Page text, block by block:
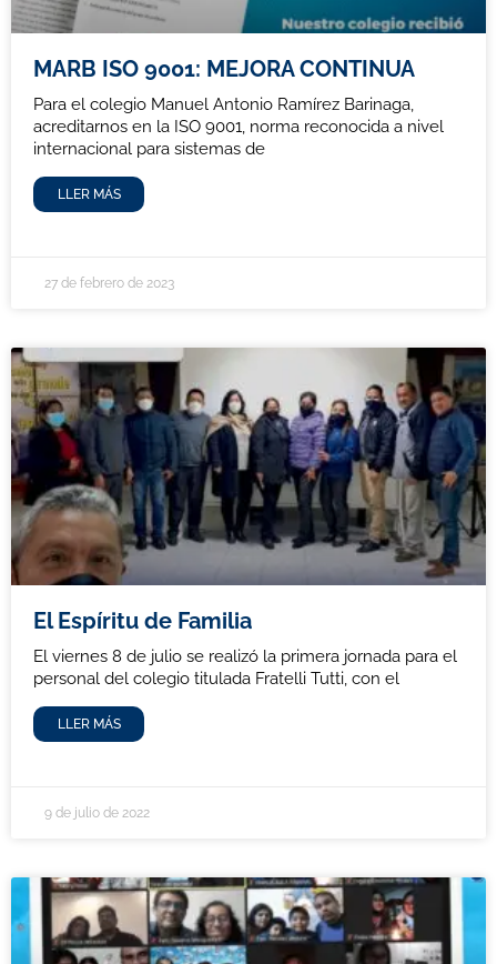
MARB ISO 9001: MEJORA CONTINUA
Para el colegio Manuel Antonio Ramírez Barinaga,
acreditarnos en la ISO 9001, norma reconocida a nivel
internacional para sistemas de
LLER MÁS
27 de febrero de 2023
El Espíritu de Familia
El viernes 8 de julio se realizó la primera jornada para el
personal del colegio titulada Fratelli Tutti, con el
LLER MÁS
9 de julio de 2022